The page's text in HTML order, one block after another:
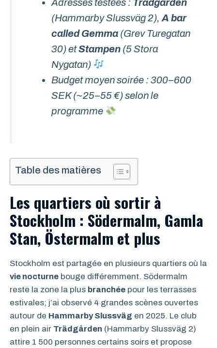
Adresses testées : Trädgården
(Hammarby Slussväg 2),A bar
called Gemma (Grev Turegatan
30) etStampen (5 Stora
Nygatan)
Budget moyen soirée : 300–600
SEK (~25–55 €) selon le
programme
Table des matières
Les quartiers où sortir à
Stockholm : Södermalm, Gamla
Stan, Östermalm et plus
Stockholm est partagée en plusieurs quartiers où la
vie nocturne bouge différemment. Södermalm
reste la zone la plus branchée pour les terrasses
estivales; j’ai observé 4 grandes scènes ouvertes
autour de Hammarby Slussväg en 2025. Le club
en plein air Trädgården (Hammarby Slussväg 2)
attire 1 500 personnes certains soirs et propose